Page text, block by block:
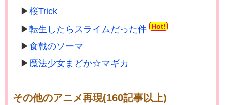
桜Trick
転生したらスライムだった件
Hot!
食戟のソーマ
魔法少女まどか☆マギカ
その他のアニメ再現(160記事以上)